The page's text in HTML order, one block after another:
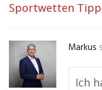
Sportwetten
Markus
Ich